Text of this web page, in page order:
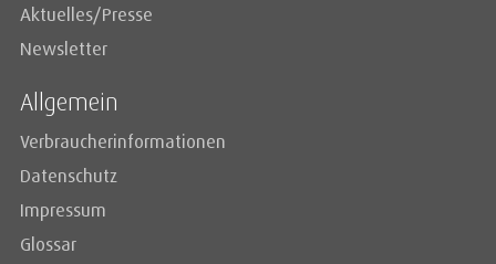
Aktuelles/Presse
Newsletter
Allgemein
Verbraucherinformationen
Datenschutz
Impressum
Glossar